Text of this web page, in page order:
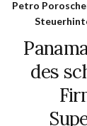
Petro
des